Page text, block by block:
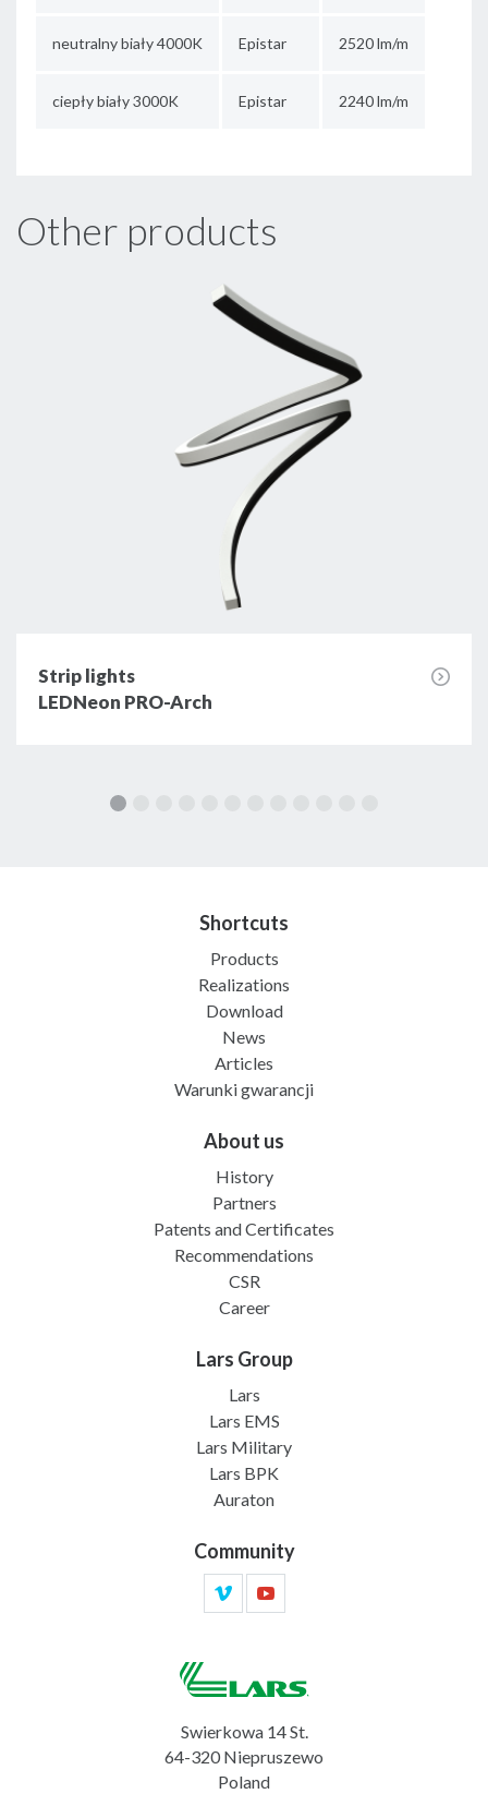
neutralny biały 4000K Epistar 2520 lm/m
ciepły biały 3000K Epistar 2240 lm/m
Other products
Strip lights
LEDNeon PRO-Arch
Shortcuts
Products
Realizations
Download
News
Articles
Warunki gwarancji
About us
History
Partners
Patents and Certificates
Recommendations
CSR
Career
Lars Group
Lars
Lars EMS
Lars Military
Lars BPK
Auraton
Community
Swierkowa 14 St.
64-320 Niepruszewo
Poland